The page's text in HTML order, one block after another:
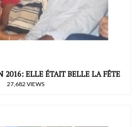
2016: ELLE ÉTAIT BELLE LA FÊTE
27,682 VIEWS